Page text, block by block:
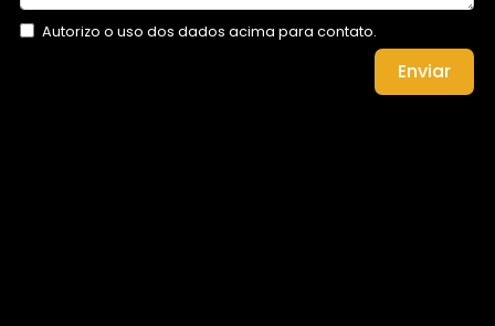
Autorizo o uso dos dados acima para contato.
Enviar